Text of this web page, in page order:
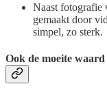
Naast fotografie
gemaakt door
simpel, zo sterk.
Ook de moeite waard